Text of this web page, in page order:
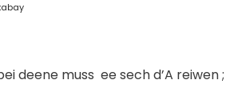
deene muss ee sech d’A